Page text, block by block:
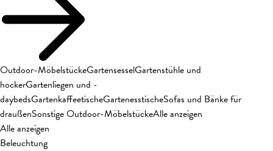
Outdoor-MöbelstückeGartensesselGartenstühle und
hockerGartenliegen und -
daybedsGartenkaffeetischeGartenesstischeSofas und Bänke für
draußenSonstige Outdoor-MöbelstückeAlle anzeigen
Alle anzeigen
Beleuchtung